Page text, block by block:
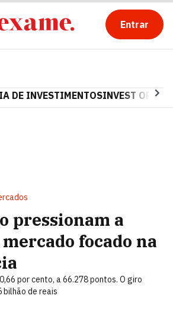
Entrar
DE INVESTIMENTOSINVEST OPINA
pressionam a
focado na
por cento, a 66.278 pontos. O giro
bilhão de reais